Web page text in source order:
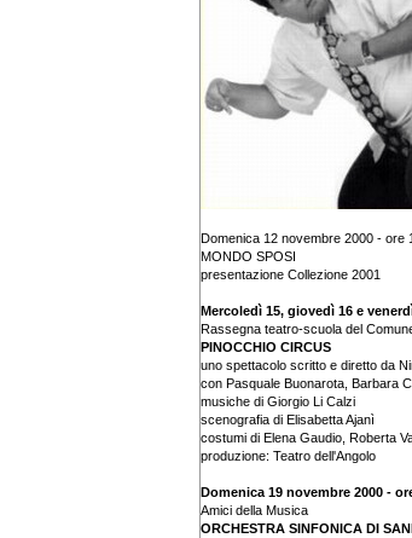
Domenica 12 novembre 2000 - ore
MONDO SPOSI
presentazione Collezione 2001
Mercoledì 15, giovedì 16 e
Rassegna teatro-scuola del
PINOCCHIO CIRCUS
uno spettacolo scritto e diretto da
con Pasquale Buonarota, Barbara
musiche di Giorgio Li Calzi
scenografia di Elisabetta Ajanì
costumi di Elena Gaudio, Roberta
produzione: Teatro dell'Angolo
Domenica 19 novembre 2000 -
Amici della Musica
ORCHESTRA SINFONICA DI